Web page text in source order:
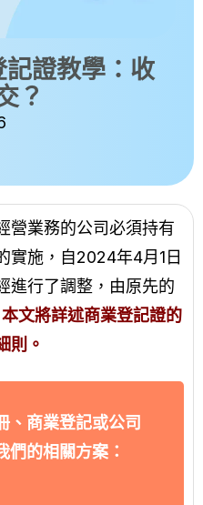
證教學：收
？
營業務的公司必須持有
實施，自2024年4月1日
進行了調整，由原先的
本文將詳述商業登記證的
則 。
、商業登記或公司
們的相關方案：